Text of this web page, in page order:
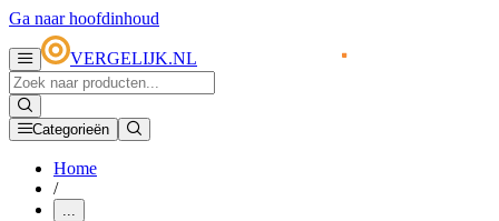
Ga naar hoofdinhoud
VERGELIJK.NL
Categorieën
Home
/
...